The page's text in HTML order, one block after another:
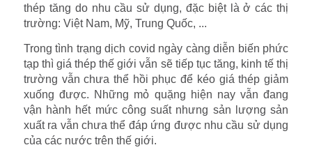
thép tăng do nhu cầu sử dụng, đặc biệt là ở các thị
trường: Việt Nam, Mỹ, Trung Quốc, ...
Trong tình trạng dịch covid ngày càng diễn biến phức
tạp thì giá thép thế giới vẫn sẽ tiếp tục tăng, kinh tế thị
trường vẫn chưa thể hồi phục để kéo giá thép giảm
xuống được. Những mỏ quặng hiện nay vẫn đang
vận hành hết mức công suất nhưng sản lượng sản
xuất ra vẫn chưa thể đáp ứng được nhu cầu sử dụng
của các nước trên thế giới.